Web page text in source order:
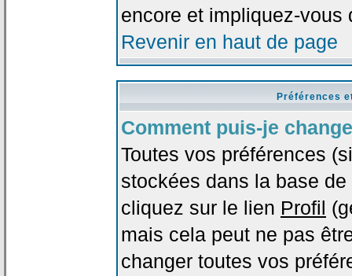
encore et impliquez-
Revenir en haut de page
Préférences
Comment puis-je
Toutes vos préférences
stockées dans la base
cliquez sur le lien Profil
mais cela peut ne pas
changer toutes vos